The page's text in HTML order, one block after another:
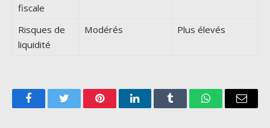
fiscale
Risques de
liquidité
Modérés Plus élevés
FacebookTwitter PinterestLinkedInTumblr WhatsAppEmail